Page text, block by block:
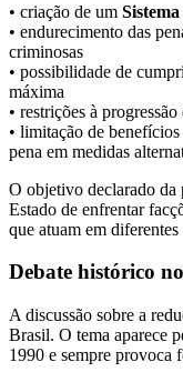
• criação de um
• endurecimento das
criminosas
• possibilidade de
máxima
• restrições à
• limitação de
pena em medidas
O objetivo declarado da
Estado de enfrentar
que atuam em
Debate histórico
A discussão sobre a
Brasil. O tema aparece
1990 e sempre provoca